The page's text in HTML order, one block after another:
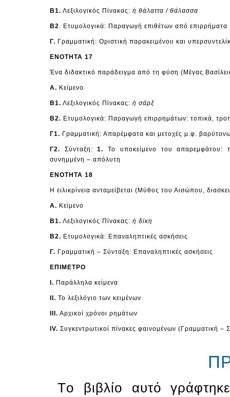
Β1. Λεξιλογικός Πίνακας: ἡ θάλαττα / θάλασσα
Β2. Ετυμολογικά: Παραγωγή επιθέτων από επιρρήματα
Γ. Γραμματική: Οριστική παρακειμένου και
ΕΝΟΤΗΤΑ 17
Ένα διδακτικό παράδειγμα από τη φύση (Μέγας
Α. Κείμενο
Β1. Λεξιλογικός Πίνακας: ἡ σάρξ
Β2. Ετυμολογικά: Παραγωγή επιρρημάτων: τοπικά,
Γ1. Γραμματική: Απαρέμφατα και μετοχές μ.φ.
Γ2. Σύνταξη:1.
Το υποκείμενο του απαρεμφάτου:
συνημμένη – απόλυτη
ΕΝΟΤΗΤΑ 18
Η ειλικρίνεια ανταμείβεται (Μύθος του Αισώπου,
Α. Κείμενο
Β1. Λεξιλογικός Πίνακας: ἡ δίκη
Β2. Ετυμολογικά: Επαναληπτικές ασκήσεις
Γ. Γραμματική – Σύνταξη: Επαναληπτικές ασκήσεις
ΕΠΙΜΕΤΡΟ
I. Παράλληλα κείμενα
ΙΙ. Το λεξιλόγιο των κειμένων
ΙΙΙ. Αρχικοί χρόνοι ρημάτων
ΙV. Συγκεντρωτικοί πίνακες φαινομένων (Γραμματική –
Tο βιβλίο αυτό